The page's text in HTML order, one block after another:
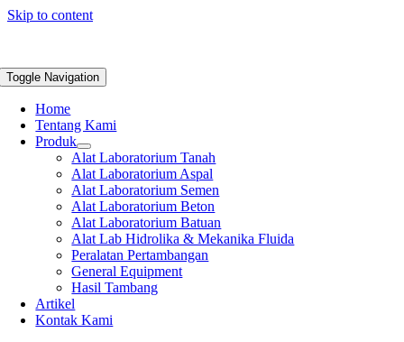
Skip to content
Toggle Navigation
Home
Tentang Kami
Produk
Alat Laboratorium Tanah
Alat Laboratorium Aspal
Alat Laboratorium Semen
Alat Laboratorium Beton
Alat Laboratorium Batuan
Alat Lab Hidrolika & Mekanika Fluida
Peralatan Pertambangan
General Equipment
Hasil Tambang
Artikel
Kontak Kami